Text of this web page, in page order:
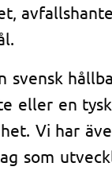
svensk
eller en
Vi har
som